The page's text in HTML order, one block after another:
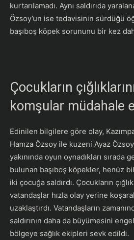
kurtarılamadı. Aynı saldırıda
Özsoy’un ise tedavisinin sürdüğü
başıboş köpek sorununu bir kez
Çocukların
komşular müdahale
Edinilen bilgilere göre olay,
Hamza Özsoy ile kuzeni Ayaz
yakınında oyun oynadıkları sırada
bulunan başıboş köpekler, henüz
iki çocuğa saldırdı. Çocukların
vatandaşlar hızla olay yerine
uzaklaştırdı. Vatandaşların
saldırının daha da büyümesini
bölgeye sağlık ekipleri sevk edildi.